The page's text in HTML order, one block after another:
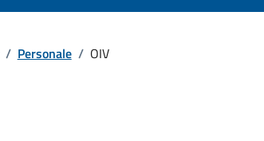
/ Personale / OIV